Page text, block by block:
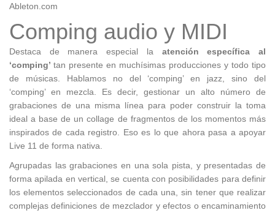
Ableton.com
Comping audio y MIDI
Destaca de manera especial la atención específica al
‘comping’ tan presente en muchísimas producciones y todo tipo
de músicas. Hablamos no del ‘comping’ en jazz, sino del
‘comping’ en mezcla. Es decir, gestionar un alto número de
grabaciones de una misma línea para poder construir la toma
ideal a base de un collage de fragmentos de los momentos más
inspirados de cada registro. Eso es lo que ahora pasa a apoyar
Live 11 de forma nativa.
Agrupadas las grabaciones en una sola pista, y presentadas de
forma apilada en vertical, se cuenta con posibilidades para definir
los elementos seleccionados de cada una, sin tener que realizar
complejas definiciones de mezclador y efectos o encaminamiento